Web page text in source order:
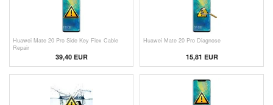
Huawei Mate 20 Pro Side Key Flex Cable
Repair
39,40 EUR
Huawei Mate 20 Pro Diagnose
15,81 EUR